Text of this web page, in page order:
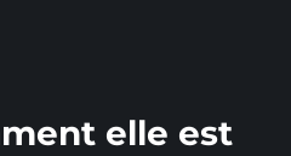
elle est